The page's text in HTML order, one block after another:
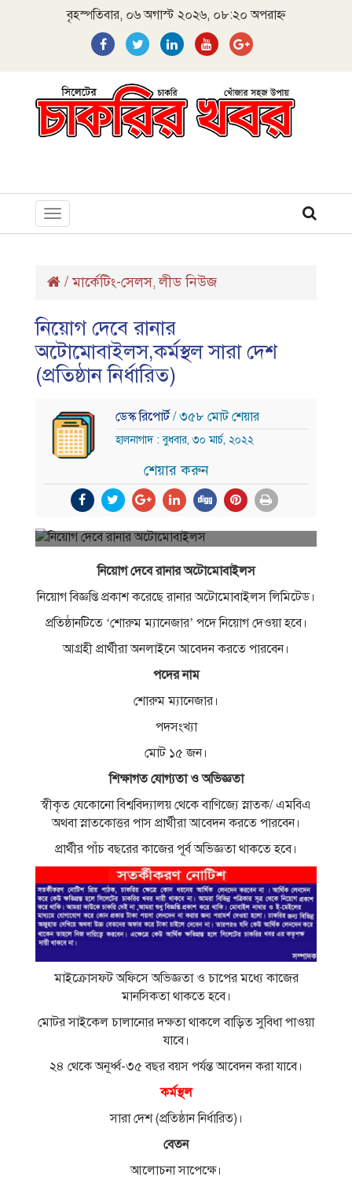
বৃহস্পতিবার, ০৬ অগাস্ট ২০২৬, ০৮:২০ অপরাহ্ন
Toggle
navigation
/মার্কেটিং-সেলস,লীড নিউজ
নিয়োগ দেবে রানার
অটোমোবাইলস,কর্মস্থল সারা দেশ
(প্রতিষ্ঠান নির্ধারিত)
ডেস্ক রিপোর্ট/ ৩৫৮ মোট শেয়ার
হালনাগাদ : বুধবার, ৩০ মার্চ, ২০২২
শেয়ার করুন
নিয়োগ দেবে রানার অটোমোবাইলস
নিয়োগ বিজ্ঞপ্তি প্রকাশ করেছে রানার অটোমোবাইলস লিমিটেড।
প্রতিষ্ঠানটিতে ‘শোরুম ম্যানেজার’ পদে নিয়োগ দেওয়া হবে।
আগ্রহী প্রার্থীরা অনলাইনে আবেদন করতে পারবেন।
পদের নাম
শোরুম ম্যানেজার।
পদসংখ্যা
মোট ১৫ জন।
শিক্ষাগত যোগ্যতা ও অভিজ্ঞতা
স্বীকৃত যেকোনো বিশ্ববিদ্যালয় থেকে বাণিজ্যে স্নাতক/ এমবিএ
অথবা স্নাতকোত্তর পাস প্রার্থীরা আবেদন করতে পারবেন।
প্রার্থীর পাঁচ বছরের কাজের পূর্ব অভিজ্ঞতা থাকতে হবে।
মাইক্রোসফট অফিসে অভিজ্ঞতা ও চাপের মধ্যে কাজের
মানসিকতা থাকতে হবে।
মোটর সাইকেল চালানোর দক্ষতা থাকলে বাড়িত সুবিধা পাওয়া
যাবে।
২৪ থেকে অনূর্ধ্ব-৩৫ বছর বয়স পর্যন্ত আবেদন করা যাবে।
কর্মস্থল
সারা দেশ (প্রতিষ্ঠান নির্ধারিত)।
বেতন
আলোচনা সাপেক্ষে।